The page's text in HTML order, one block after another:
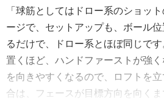
「球筋としてはドロー系のショッ
ージで、セットアップも、ボール
るだけで、ドロー系とほぼ同じで
置くほど、ハンドファーストが強
を向きやすくなるので、ロフトを
合は、フェースが目標方向を向く